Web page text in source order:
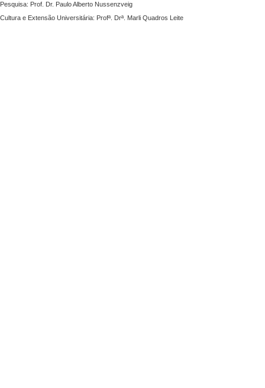
Pesquisa: Prof. Dr. Paulo Alberto Nussenzveig
Cultura e Extensão Universitária: Profª. Drª. Marli Quadros Leite